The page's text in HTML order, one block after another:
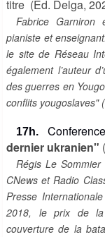
titre (Ed. Delga,
Fabrice Garniron
pianiste et
le site de Réseau
également l’auteur
des guerres en
conflits yougoslaves"
17h.
dernier ukranien"
Régis Le
CNews et Radio
Presse
2018, le prix de la
couverture de la